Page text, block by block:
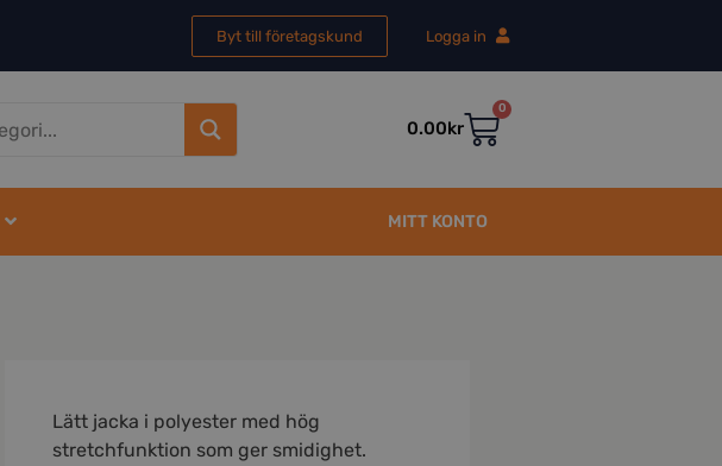
Byt till företagskund Logga in
0.00kr
0
MITT KONTO
Lätt jacka i polyester med hög
stretchfunktion som ger smidighet.